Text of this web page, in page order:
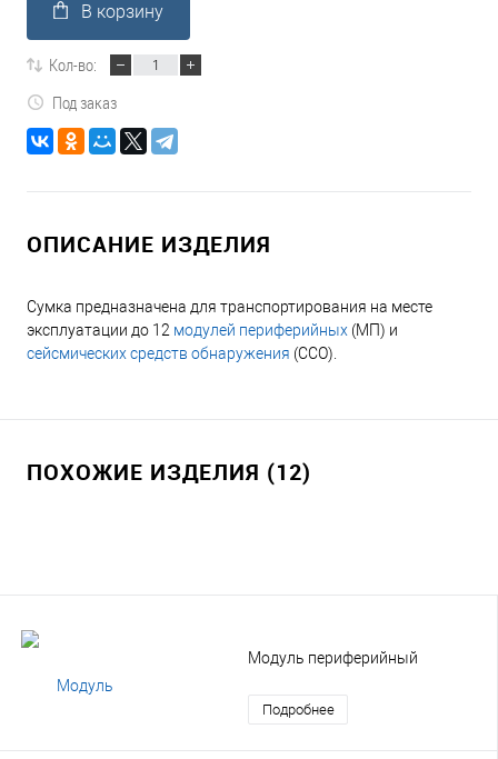
В корзину
Кол-во:
Под заказ
ОПИСАНИЕ ИЗДЕЛИЯ
Сумка предназначена для транспортирования на месте
эксплуатации до 12 модулей периферийных (МП) и
сейсмических средств обнаружения (ССО).
ПОХОЖИЕ ИЗДЕЛИЯ (12)
Модуль периферийный
Подробнее